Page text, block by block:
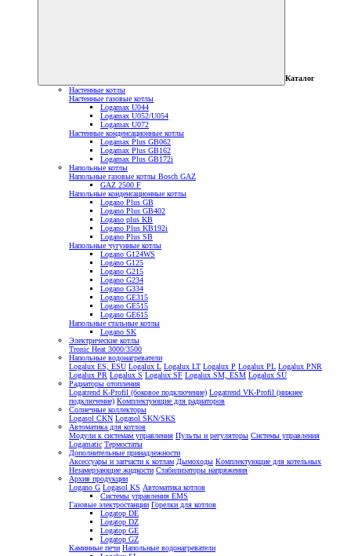
Каталог
Настенные котлы
Настенные газовые котлы
Logamax U044
Logamax U052/U054
Logamax U072
Настенные конденсационные котлы
Logamax Plus GB062
Logamax Plus GB162
Logamax Plus GB172i
Напольные котлы
Напольные газовые котлы Bosch GAZ
GAZ 2500 F
Напольные конденсационные котлы
Logano Plus GB
Logano Plus GB402
Logano plus KB
Logano Plus KB192i
Logano Plus SB
Напольные чугунные котлы
Logano G124WS
Logano G125
Logano G215
Logano G234
Logano G334
Logano GE315
Logano GE515
Logano GE615
Напольные стальные котлы
Logano SK
Электрические котлы
Tronic Heat 3000/3500
Напольные водонагреватели
Logalux ES, ESU Logalux L Logalux LT Logalux P Logalux PL Logalux PNR
Logalux PR Logalux S Logalux SF Logalux SM, ESM Logalux SU
Радиаторы отопления
Logatrend K-Profil (боковое подключение) Logatrend VK-Profil (нижнее
подключение) Комплектующие для радиаторов
Солнечные коллекторы
Logasol CKN Logasol SKN/SKS
Автоматика для котлов
Модули к системам управления Пульты и регуляторы Системы управления
Logamatic Термостаты
Дополнительные принадлежности
Аксессуары и запчасти к котлам Дымоходы Комплектующие для котельных
Незамерзающие жидкости Стабилизаторы напряжения
Архив продукции
Logano G Logasol KS Автоматика котлов
Системы управления EMS
Газовые электростанции Горелки для котлов
Logatop DE
Logatop DZ
Logatop GE
Logatop GZ
Каминные печи Напольные водонагреватели